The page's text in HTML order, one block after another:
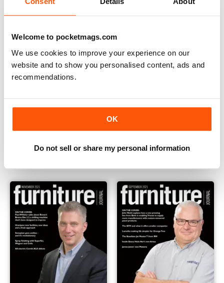
Welcome to pocketmags.com
We use cookies to improve your experience on our
website and to show you personalised content, ads and
recommendations.
OK
Do not sell or share my personal information
March 2022 January 2022
Vista